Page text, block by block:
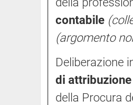
contabile
(argomento
Deliberazione
di
della Procura